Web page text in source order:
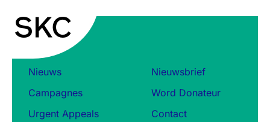
Nieuws
Campagnes
Urgent Appeals
Nieuwsbrief
Word Donateur
Contact